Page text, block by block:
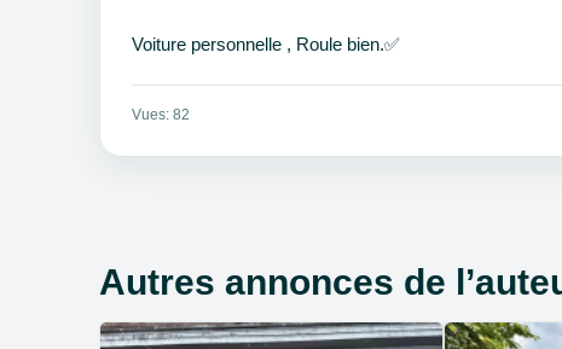
Voiture personnelle , Roule bien.✅
Vues: 82
Autres annonces de